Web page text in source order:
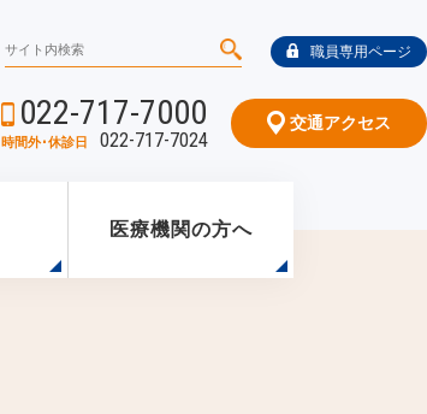
職員専用ページ
022-717-7000
時間外･休診日 022-717-7024
交通アクセス
医療機関の方へ